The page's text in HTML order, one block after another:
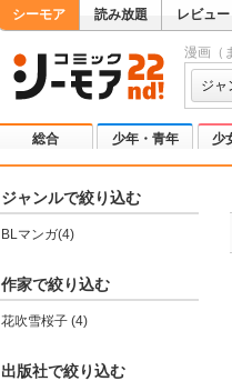
シーモア 読み放題 レビュー
漫画（
ジャ
総合 少年・青年 少
ジャンルで絞り込む
BLマンガ(4)
作家で絞り込む
花吹雪桜子 (4)
出版社で絞り込む